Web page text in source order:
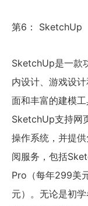
第6： SketchUp
SketchUp是一款
内设计、游戏设
面和丰富的建模
SketchUp支持网
操作系统，并提
阅服务，包括
Pro（每年299美
元）。无论是初